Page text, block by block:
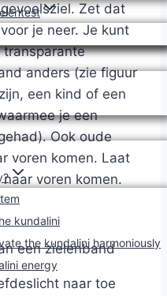
kundalini
the kundalini harmoniously
energy
Zet dat
je neer. Je kunt
transparante
anders (zie figuur
een kind of een
je een
Ook oude
voren komen. Laat
voren komen.
een zielenband
naar toe